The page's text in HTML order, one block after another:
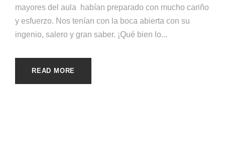
mayores del aula ️ habían preparado con mucho cariño
y esfuerzo. Nos tenían con la boca abierta con su
ingenio, salero y gran saber. ¡Qué bien lo...
READ MORE